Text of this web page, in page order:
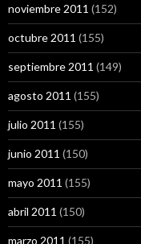
noviembre 2011 (152)
octubre 2011 (155)
septiembre 2011 (149)
agosto 2011 (155)
julio 2011 (155)
junio 2011 (150)
mayo 2011 (155)
abril 2011 (150)
marzo 2011 (155)